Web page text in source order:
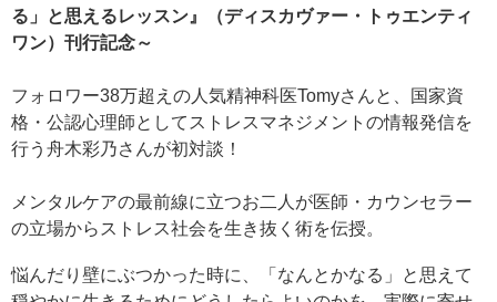
る」と思えるレッスン』（ディスカヴァー・トゥエンティ
ワン）刊行記念～
フォロワー38万超えの人気精神科医Tomyさんと、国家資
格・公認心理師としてストレスマネジメントの情報発信を
行う舟木彩乃さんが初対談！
メンタルケアの最前線に立つお二人が医師・カウンセラー
の立場からストレス社会を生き抜く術を伝授。
悩んだり壁にぶつかった時に、「なんとかなる」と思えて